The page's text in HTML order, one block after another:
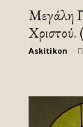
Μεγάλη
Χριστού.
Askitikon